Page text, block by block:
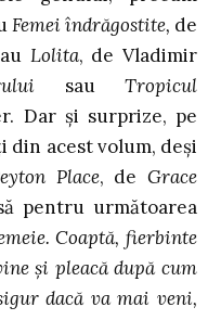
Femei îndrăgostite, de
Lolita, de Vladimir
sau Tropicul
Dar şi surprize, pe
din acest volum, deşi
Place, de Grace
pentru următoarea
Coaptă, fierbinte
şi pleacă după cum
dacă va mai veni,